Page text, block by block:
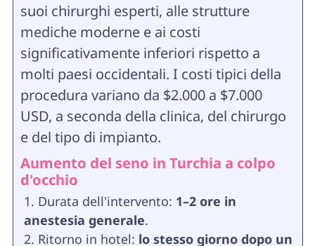
suoi chirurghi esperti, alle strutture
mediche moderne e ai costi
significativamente inferiori rispetto a
molti paesi occidentali. I costi tipici della
procedura variano da $2.000 a $7.000
USD, a seconda della clinica, del chirurgo
e del tipo di impianto.
Aumento del seno in Turchia a colpo
d'occhio
Durata dell'intervento: 1–2 ore in
anestesia generale.
Ritorno in hotel: lo stesso giorno dopo un